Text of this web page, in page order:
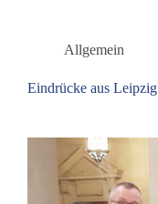
Allgemein
Eindrücke aus Leipzig